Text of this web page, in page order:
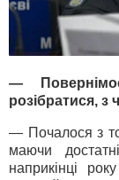
—
розібратися, з
— Почалося з
маючи
наприкінці